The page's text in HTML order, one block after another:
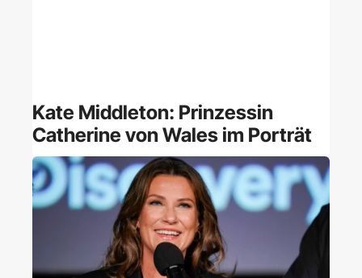
Kate Middleton: Prinzessin
Catherine von Wales im Porträt